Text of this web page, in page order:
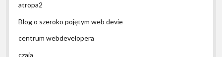
atropa2
Blog o szeroko pojętym web devie
centrum webdevelopera
czaja